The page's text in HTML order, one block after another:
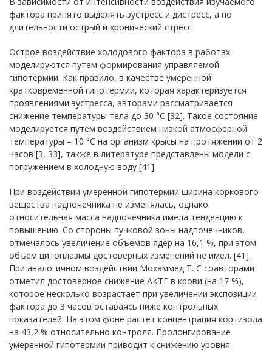
фактора принято выделять эустресс и дистресс, а по
длительности острый и хронический стресс
Острое воздействие холодового фактора в работах
моделируются путем формирования управляемой
гипотермии. Как правило, в качестве умеренной
кратковременной гипотермии, которая характеризуется
проявлениями эустресса, авторами рассматривается
снижение температуры тела до 30 °С [32]. Такое состояние
моделируется путем воздействием низкой атмосферной
температуры – 10 °С на организм крысы на протяжении от 2
часов [3, 33], также в литературе представлены модели с
погружением в холодную воду [41].
При воздействии умеренной гипотермии ширина коркового
вещества надпочечника не изменялась, однако
относительная масса надпочечника имела тенденцию к
повышению. Со стороны пучковой зоны надпочечников,
отмечалось увеличение объемов ядер на 16,1 %, при этом
объем цитоплазмы достоверных изменений не имел. [41].
При аналогичном воздействии Мохаммед Т. С соавторами
отметил достоверное снижение АКТГ в крови (на 17 %),
которое несколько возрастает при увеличении экспозиции
фактора до 3 часов оставаясь ниже контрольных
показателей. На этом фоне растет концентрация кортизола
на 43,2 % относительно контроля. Пролонгирование
умеренной гипотермии приводит к снижению уровня